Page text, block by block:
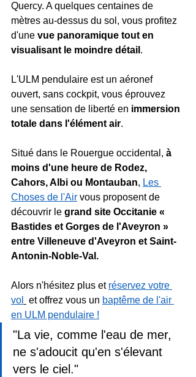
Quercy. A quelques centaines de
mètres au-dessus du sol, vous profitez
d'une vue panoramique tout en
visualisant le moindre détail .
L'ULM pendulaire est un aéronef
ouvert, sans cockpit, vous éprouvez
une sensation de liberté en immersion
totale dans l'élément air.
Situé dans le Rouergue occidental, à
moins d'une heure de Rodez,
Cahors, Albi ou Montauban, Les
Choses de l'Air vous proposent de
découvrir le grand site Occitanie «
Bastides et Gorges de l'Aveyron »
entre Villeneuve d'Aveyron et Saint-
Antonin-Noble-Val.
Alors n'hésitez plus et réservez votre
vol
et offrez vous un baptême de l'air
en ULM pendulaire !
"La vie, comme l'eau de mer,
ne s'adoucit qu'en s'élevant
vers le ciel."